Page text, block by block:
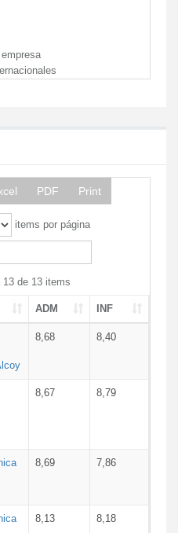
PDF Print
items por página
13 de 13 items
ADM INF
8,68 8,40
8,67 8,79
8,69 7,86
8,13 8,18